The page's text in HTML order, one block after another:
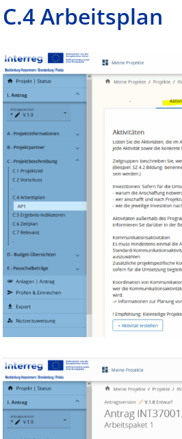
C.4 Arbeitsplan